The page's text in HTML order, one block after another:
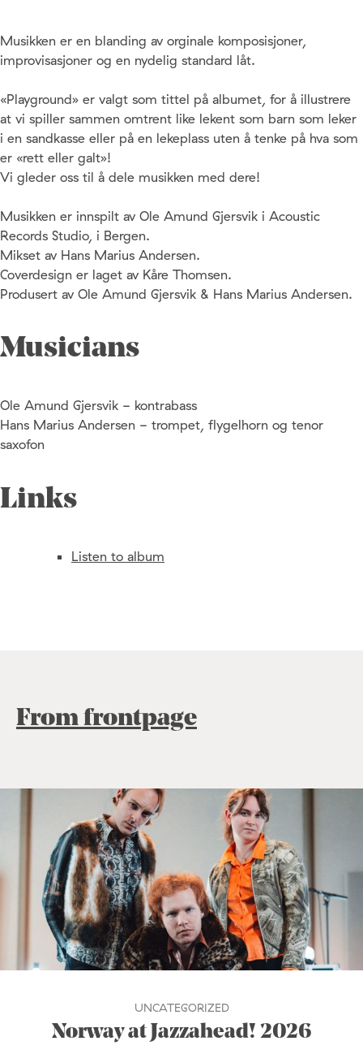
Musikken er en blanding av orginale komposisjoner,
improvisasjoner og en nydelig standard låt.
«Playground» er valgt som tittel på albumet, for å illustrere
at vi spiller sammen omtrent like lekent som barn som leker
i en sandkasse eller på en lekeplass uten å tenke på hva som
er «rett eller galt»!
Vi gleder oss til å dele musikken med dere!
Musikken er innspilt av Ole Amund Gjersvik i Acoustic
Records Studio, i Bergen.
Mikset av Hans Marius Andersen.
Coverdesign er laget av Kåre Thomsen.
Produsert av Ole Amund Gjersvik & Hans Marius Andersen.
Musicians
Ole Amund Gjersvik - kontrabass
Hans Marius Andersen - trompet, flygelhorn og tenor
saxofon
Links
Listen to album
From frontpage
UNCATEGORIZED
Norway at Jazzahead! 2026